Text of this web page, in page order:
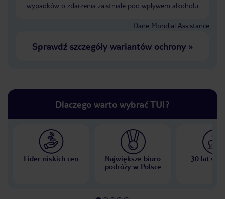
wypadków o zdarzenia zaistniałe pod wpływem alkoholu
Dane Mondial Assistance
Sprawdź szczegóły wariantów ochrony»
Dlaczego warto wybrać TUI?
Lider niskich cen
Największe biuro
podróży w Polsce
30 lat w